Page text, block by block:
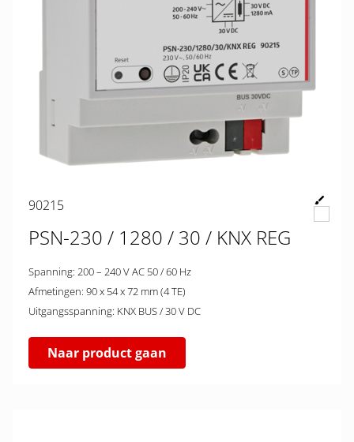
90215
PSN-230 / 1280 / 30 / KNX REG
Spanning: 200 – 240 V AC 50 / 60 Hz
Afmetingen: 90 x 54 x 72 mm (4 TE)
Uitgangsspanning: KNX BUS / 30 V DC
Naar product gaan